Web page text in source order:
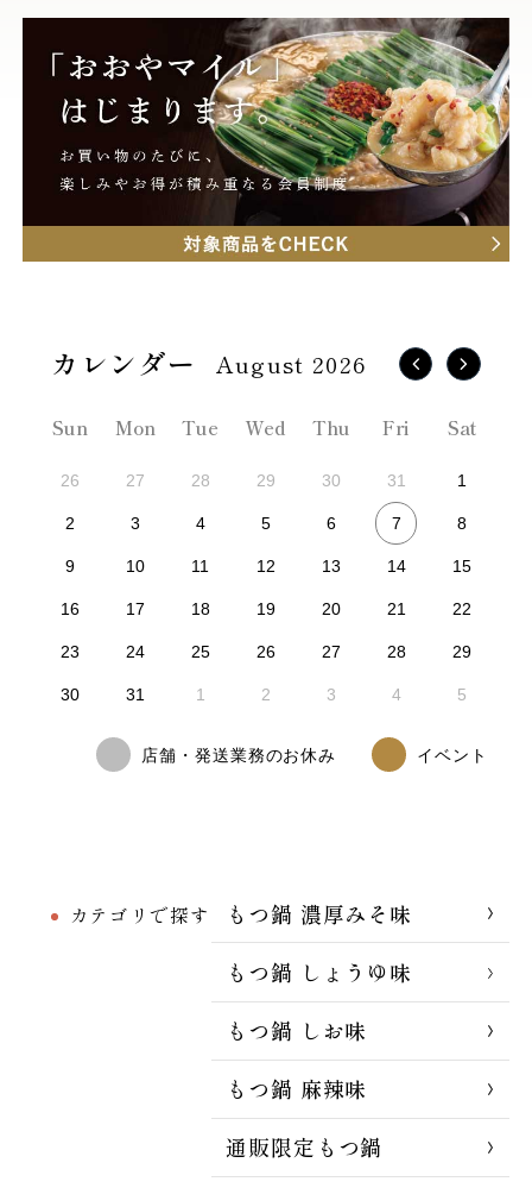
カテゴリで探す
もつ鍋 濃厚みそ味
もつ鍋 しょうゆ味
もつ鍋 しお味
もつ鍋 麻辣味
通販限定もつ鍋
August 2026
Sun Mon Tue Wed Thu Fri Sat
26 27 28 29 30 31 1
2 3 4 5 6 7 8
9 10 11 12 13 14 15
16 17 18 19 20 21 22
23 24 25 26 27 28 29
30 31 1 2 3 4 5
店舗・発送業務のお休み イベント